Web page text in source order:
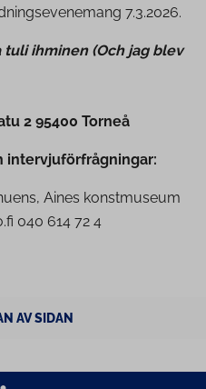
7.3.2026.
tuli ihminen (Och jag blev
2 95400 Torneå
intervjuförfrågningar:
Aines konstmuseum
040 614 72 4
AV SIDAN